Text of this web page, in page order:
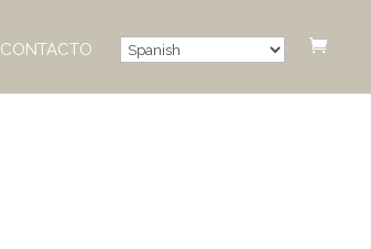
CONTACTO